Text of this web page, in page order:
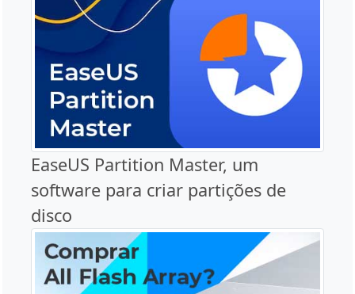
EaseUS Partition Master, um
software para criar partições de
disco